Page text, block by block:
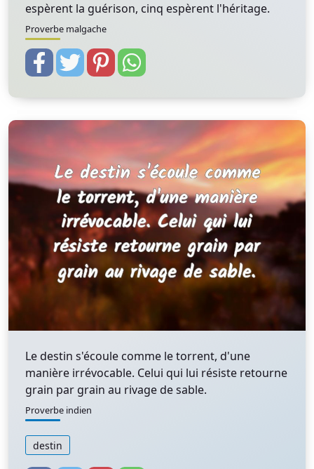
espèrent la guérison, cinq espèrent l'héritage.
Proverbe malgache
Le destin s'écoule comme le torrent, d'une
manière irrévocable. Celui qui lui résiste retourne
grain par grain au rivage de sable.
Proverbe indien
destin